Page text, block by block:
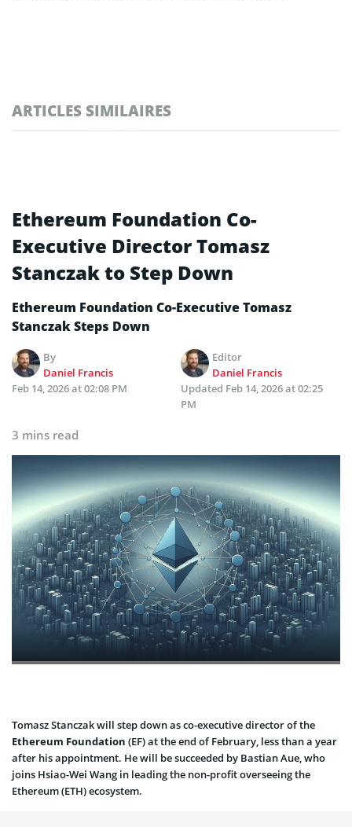
ARTICLES SIMILAIRES
Ethereum Foundation Co-
Executive Director Tomasz
Stanczak to Step Down
Ethereum Foundation Co-Executive Tomasz
Stanczak Steps Down
By
Daniel Francis
Editor
Daniel Francis
Feb 14, 2026 at 02:08 PM
Updated Feb 14, 2026 at 02:25
PM
3 mins read
Tomasz Stanczak will step down as co-executive director of the
Ethereum Foundation (EF) at the end of February, less than a year
after his appointment. He will be succeeded by Bastian Aue, who
joins Hsiao-Wei Wang in leading the non-profit overseeing the
Ethereum (ETH) ecosystem.